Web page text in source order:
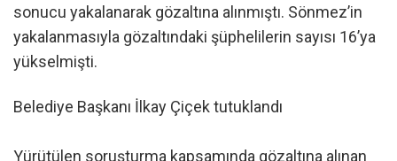
sonucu yakalanarak gözaltına alınmıştı. Sönmez’in
yakalanmasıyla gözaltındaki şüphelilerin sayısı 16’ya
yükselmişti.
Belediye Başkanı İlkay Çiçek tutuklandı
Yürütülen soruşturma kapsamında gözaltına alınan